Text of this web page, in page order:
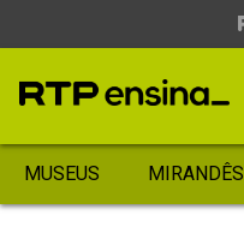
MUSEUS MIRANDÊS